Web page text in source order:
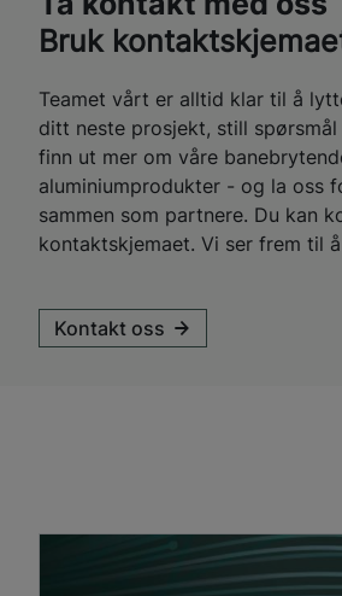
Bruk
Teamet vårt er alltid klar til å
ditt neste prosjekt, still
finn ut mer om våre
aluminiumprodukter - og la oss
sammen som partnere. Du kan
kontaktskjemaet. Vi ser frem til
Kontakt oss